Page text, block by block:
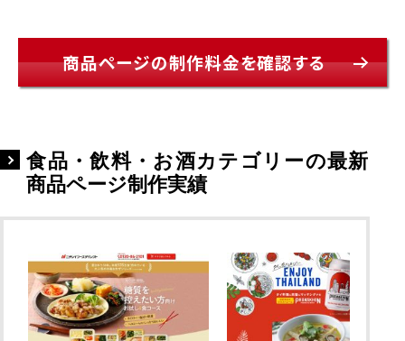
商品ページの制作料金を確認する
食品・飲料・お酒カテゴリーの最新
商品ページ制作実績